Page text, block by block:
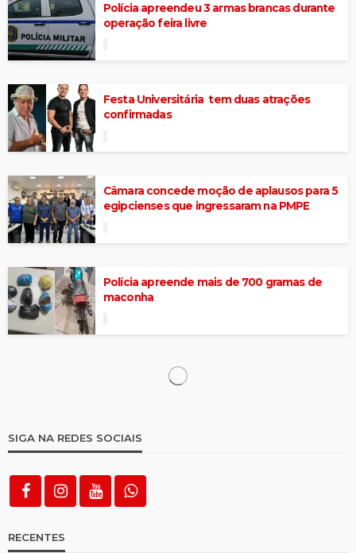
Polícia apreendeu 3 armas brancas durante
operação feira livre
Festa Universitária tem duas atrações
confirmadas
Câmara concede moção de aplausos para 5
egipcienses que ingressaram na PMPE
Polícia apreende mais de 700 gramas de
maconha
Suspeito foge de viatura em movimento,
mas é recapturado pela Polícia
prende suspeitos, recuperando objetos
roubados do Centro Comercial